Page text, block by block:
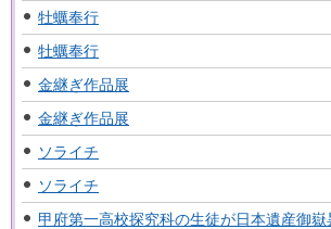
牡蠣奉行
牡蠣奉行
金継ぎ作品展
金継ぎ作品展
ソライチ
ソライチ
甲府第一高校探究科の生徒が日本遺産御